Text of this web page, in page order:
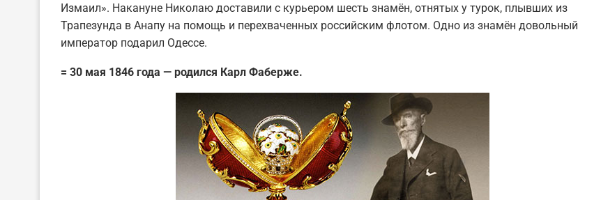
Измаил». Накануне Николаю доставили с курьером шесть знамён, отнятых у турок, плывших из
Трапезунда в Анапу на помощь и перехваченных российским флотом. Одно из знамён довольный
император подарил Одессе.
= 30 мая 1846 года — родился Карл Фаберже.